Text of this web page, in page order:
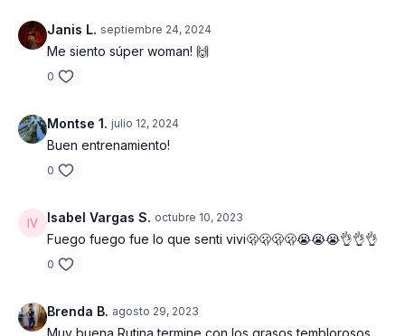
Janis L. septiembre 24, 2024
Me siento súper woman! 🙌
0
Montse 1. julio 12, 2024
Buen entrenamiento!
0
Isabel Vargas S. octubre 10, 2023
Fuego fuego fue lo que senti vivi🫢🫢🫢🫢😭😭😭👌👌👌
0
Brenda B. agosto 29, 2023